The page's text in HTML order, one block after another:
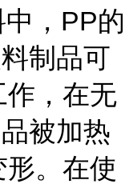
，PP的
制品可
，在无
被加热
。在使